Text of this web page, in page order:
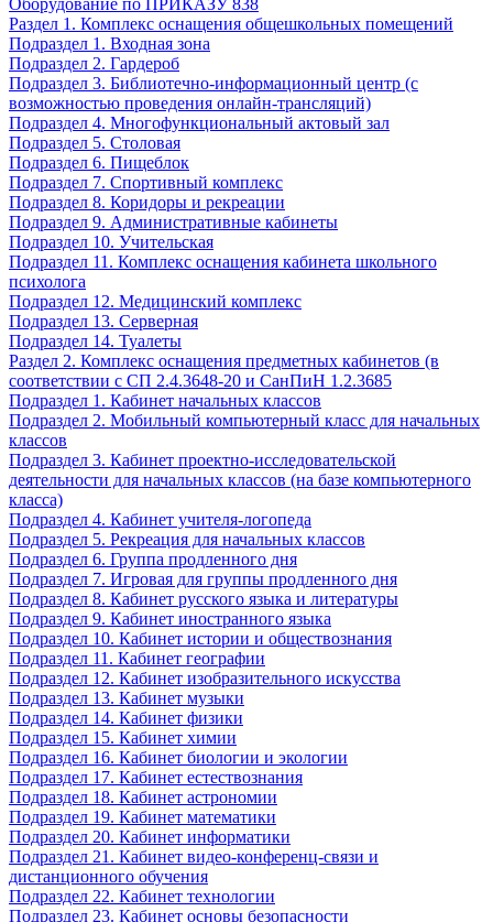
Оборудование по ПРИКАЗУ 838
Раздел 1. Комплекс оснащения общешкольных помещений
Подраздел 1. Входная зона
Подраздел 2. Гардероб
Подраздел 3. Библиотечно-информационный центр (с
возможностью проведения онлайн-трансляций)
Подраздел 4. Многофункциональный актовый зал
Подраздел 5. Столовая
Подраздел 6. Пищеблок
Подраздел 7. Спортивный комплекс
Подраздел 8. Коридоры и рекреации
Подраздел 9. Административные кабинеты
Подраздел 10. Учительская
Подраздел 11. Комплекс оснащения кабинета школьного
психолога
Подраздел 12. Медицинский комплекс
Подраздел 13. Серверная
Подраздел 14. Туалеты
Раздел 2. Комплекс оснащения предметных кабинетов (в
соответствии с СП 2.4.3648-20 и СанПиН 1.2.3685
Подраздел 1. Кабинет начальных классов
Подраздел 2. Мобильный компьютерный класс для начальных
классов
Подраздел 3. Кабинет проектно-исследовательской
деятельности для начальных классов (на базе компьютерного
класса)
Подраздел 4. Кабинет учителя-логопеда
Подраздел 5. Рекреация для начальных классов
Подраздел 6. Группа продленного дня
Подраздел 7. Игровая для группы продленного дня
Подраздел 8. Кабинет русского языка и литературы
Подраздел 9. Кабинет иностранного языка
Подраздел 10. Кабинет истории и обществознания
Подраздел 11. Кабинет географии
Подраздел 12. Кабинет изобразительного искусства
Подраздел 13. Кабинет музыки
Подраздел 14. Кабинет физики
Подраздел 15. Кабинет химии
Подраздел 16. Кабинет биологии и экологии
Подраздел 17. Кабинет естествознания
Подраздел 18. Кабинет астрономии
Подраздел 19. Кабинет математики
Подраздел 20. Кабинет информатики
Подраздел 21. Кабинет видео-конференц-связи и
дистанционного обучения
Подраздел 22. Кабинет технологии
Подраздел 23. Кабинет основы безопасности